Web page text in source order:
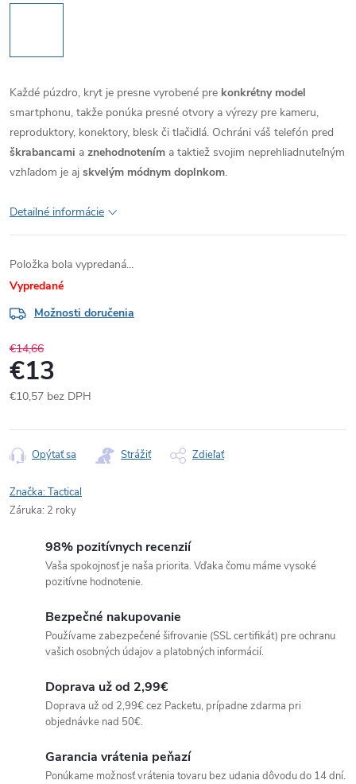
Každé púzdro, kryt je presne vyrobené pre konkrétny model
smartphonu, takže ponúka presné otvory a výrezy pre kameru,
reproduktory, konektory, blesk či tlačidlá. Ochráni váš telefón pred
škrabancami a znehodnotením a taktiež svojim neprehliadnuteľným
vzhľadom je aj skvelým módnym doplnkom.
Detailné informácie
Položka bola vypredaná…
Vypredané
Možnosti doručenia
€14,66
€13
€10,57 bez DPH
cena:
Opýtať sa Strážiť Zdieľať
Značka:Tactical
Záruka: 2 roky
98% pozitívnych recenzií
Vaša spokojnosť je naša priorita. Vďaka čomu máme vysoké
pozitívne hodnotenie.
Bezpečné nakupovanie
Používame zabezpečené šifrovanie (SSL certifikát) pre ochranu
vašich osobných údajov a platobných informácií.
Doprava už od 2,99€
Doprava už od 2,99€ cez Packetu, prípadne zdarma pri
objednávke nad 50€.
Garancia vrátenia peňazí
Ponúkame možnosť vrátenia tovaru bez udania dôvodu do 14 dní.